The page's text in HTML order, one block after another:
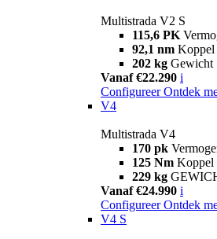
Multistrada V2 S
115,6 PK
92,1 nm Koppel
202 kg Gewicht
Vanaf €22.290 i
Configureer Ontdek
V4
Multistrada V4
170 pk
125 Nm Koppel
229 kg
Vanaf €24.990 i
Configureer Ontdek
V4 S